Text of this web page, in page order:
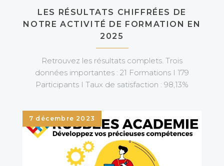
LES RÉSULTATS CHIFFRÉES DE
NOTRE ACTIVITÉ DE FORMATION EN
2025
Retrouvez les résultats complets. Trois
données importantes : 21 Formations I 179
Participants I Taux de satisfaction : 98,13%
7 décembre 2023